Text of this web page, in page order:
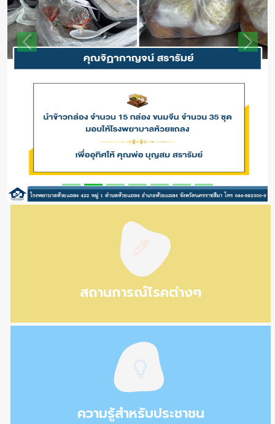
Previous Next
สถานการณ์โรคต่างๆ
ความรู้สำหรับประชาชน